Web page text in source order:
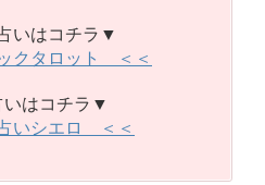
いはコチラ▼
クタロット ＜＜
はコチラ▼
いシエロ ＜＜